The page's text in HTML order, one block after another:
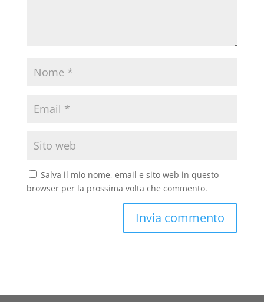
Salva il mio nome, email e sito web in questo
browser per la prossima volta che commento.